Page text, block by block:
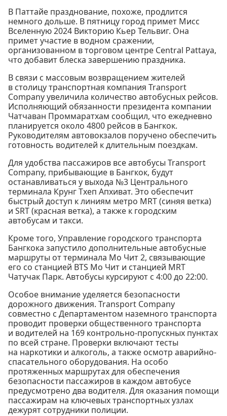
В Паттайе празднование, похоже, продлится
немного дольше. В пятницу город примет Мисс
Вселенную 2024 Викторию Кьер Тельвиг. Она
примет участие в водном сражении,
организованном в торговом центре Central Pattaya,
что добавит блеска завершению праздника.
В связи с массовым возвращением жителей
в столицу транспортная компания Transport
Company увеличила количество автобусных рейсов.
Исполняющий обязанности президента компании
Чатчаван Проммаратхам сообщил, что ежедневно
планируется около 4800 рейсов в Бангкок.
Руководителям автовокзалов поручено обеспечить
готовность водителей к длительным поездкам.
Для удобства пассажиров все автобусы Transport
Company, прибывающие в Бангкок, будут
останавливаться у выхода №3 Центрального
терминала Крунг Тхеп Апхиват. Это обеспечит
быстрый доступ к линиям метро MRT (синяя ветка)
и SRT (красная ветка), а также к городским
автобусам и такси.
Кроме того, Управление городского транспорта
Бангкока запустило дополнительные автобусные
маршруты от терминала Мо Чит 2, связывающие
его со станцией BTS Мо Чит и станцией MRT
Чатучак Парк. Автобусы курсируют с 4:00 до 22:00.
Особое внимание уделяется безопасности
дорожного движения. Transport Company
совместно с Департаментом наземного транспорта
проводит проверки общественного транспорта
и водителей на 169 контрольно-пропускных пунктах
по всей стране. Проверки включают тесты
на наркотики и алкоголь, а также осмотр аварийно-
спасательного оборудования. На особо
протяженных маршрутах для обеспечения
безопасности пассажиров в каждом автобусе
предусмотрено два водителя. Для оказания помощи
пассажирам на ключевых транспортных узлах
дежурят сотрудники полиции.